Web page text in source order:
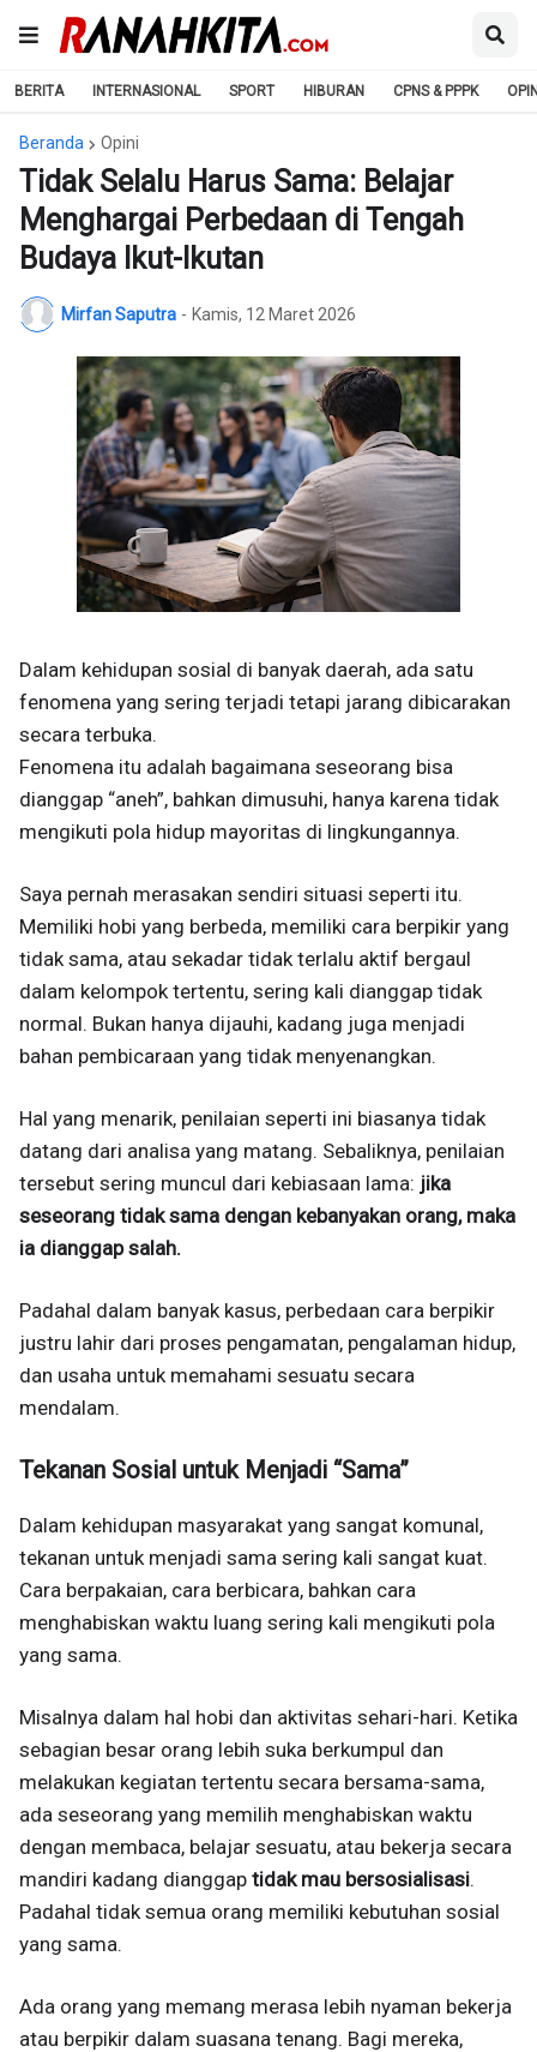
BERITA INTERNASIONAL SPORT HIBURAN CPNS & PPPK
Beranda Opini
Tidak Selalu Harus Sama: Belajar
Menghargai Perbedaan di Tengah
Budaya Ikut-Ikutan
Mirfan Saputra - Kamis, 12 Maret 2026
Dalam kehidupan sosial di banyak daerah, ada satu
fenomena yang sering terjadi tetapi jarang dibicarakan
secara terbuka.
Fenomena itu adalah bagaimana seseorang bisa
dianggap “aneh”, bahkan dimusuhi, hanya karena tidak
mengikuti pola hidup mayoritas di lingkungannya.
Saya pernah merasakan sendiri situasi seperti itu.
Memiliki hobi yang berbeda, memiliki cara berpikir yang
tidak sama, atau sekadar tidak terlalu aktif bergaul
dalam kelompok tertentu, sering kali dianggap tidak
normal. Bukan hanya dijauhi, kadang juga menjadi
bahan pembicaraan yang tidak menyenangkan.
Hal yang menarik, penilaian seperti ini biasanya tidak
datang dari analisa yang matang. Sebaliknya, penilaian
tersebut sering muncul dari kebiasaan lama: jika
seseorang tidak sama dengan kebanyakan orang, maka
ia dianggap salah.
Padahal dalam banyak kasus, perbedaan cara berpikir
justru lahir dari proses pengamatan, pengalaman hidup,
dan usaha untuk memahami sesuatu secara
mendalam.
Tekanan Sosial untuk Menjadi “Sama”
Dalam kehidupan masyarakat yang sangat komunal,
tekanan untuk menjadi sama sering kali sangat kuat.
Cara berpakaian, cara berbicara, bahkan cara
menghabiskan waktu luang sering kali mengikuti pola
yang sama.
Misalnya dalam hal hobi dan aktivitas sehari-hari. Ketika
sebagian besar orang lebih suka berkumpul dan
melakukan kegiatan tertentu secara bersama-sama,
ada seseorang yang memilih menghabiskan waktu
dengan membaca, belajar sesuatu, atau bekerja secara
mandiri kadang dianggap tidak mau bersosialisasi.
Padahal tidak semua orang memiliki kebutuhan sosial
yang sama.
Ada orang yang memang merasa lebih nyaman bekerja
atau berpikir dalam suasana tenang. Bagi mereka,